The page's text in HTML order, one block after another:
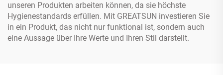
unseren Produkten arbeiten können, da sie höchste
Hygienestandards erfüllen. Mit GREATSUN investieren Sie
in ein Produkt, das nicht nur funktional ist, sondern auch
eine Aussage über Ihre Werte und Ihren Stil darstellt.